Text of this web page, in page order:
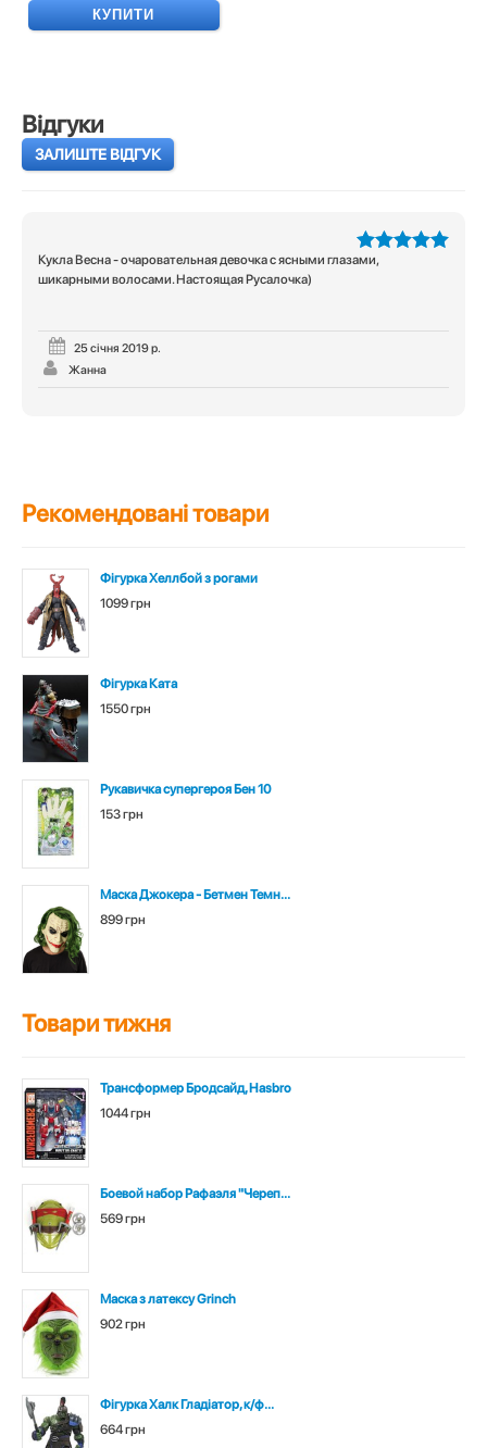
КУПИТИ
Відгуки
ЗАЛИШТЕ ВІДГУК
5з 5
Кукла Весна - очаровательная девочка с ясными глазами,
шикарными волосами. Настоящая Русалочка)
25 січня 2019 р.
Жанна
Рекомендовані товари
Фігурка Хеллбой з рогами
1099 грн
Фігурка Ката
1550 грн
Рукавичка супергероя Бен 10
153 грн
Маска Джокера - Бетмен Темн...
899 грн
Товари тижня
Трансформер Бродсайд, Hasbro
1044 грн
Боевой набор Рафаэля "Череп...
569 грн
Маска з латексу Grinch
902 грн
Фігурка Халк Гладіатор, к/ф...
664 грн